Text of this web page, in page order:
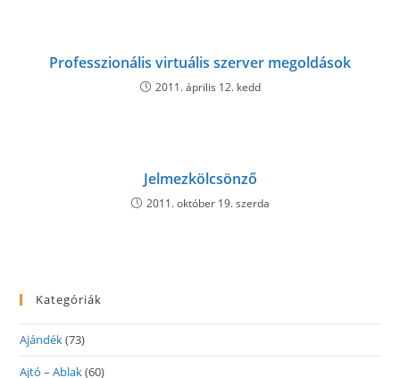
Professzionális virtuális szerver megoldások
2011. április 12. kedd
Jelmezkölcsönző
2011. október 19. szerda
Kategóriák
Ajándék(73)
Ajtó – Ablak(60)